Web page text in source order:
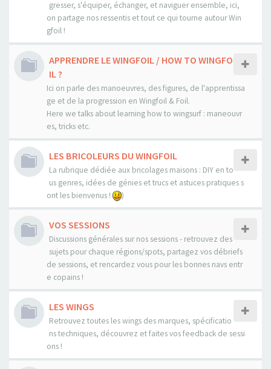
gresser, s'équiper, échanger, et naviguer ensemble, ici,
on partage nos ressentis et tout ce qui tourne autour Win
gfoil !
APPRENDRE LE WINGFOIL / HOW TO WINGFO
IL ?
Ici on parle des manoeuvres, des figures, de l'apprentissa
ge et de la progression en Wingfoil & Foil.
Here we talks about learning how to wingsurf : maneouvr
es, tricks etc.
LES BRICOLEURS DU WINGFOIL
La rubrique dédiée aux bricolages maisons : DIY en to
us genres, idées de génies et trucs et astuces pratiques s
ont les bienvenus !
)
VOS SESSIONS
Discussions générales sur nos sessions - retrouvez des
sujets pour chaque régions/spots, partagez vos débriefs
de sessions, et rencardez vous pour les bonnes navs entr
e copains !
LES WINGS
Retrouvez toutes les wings des marques, spécificatio
ns techniques, découvrez et faites vos feedback de sessi
ons !